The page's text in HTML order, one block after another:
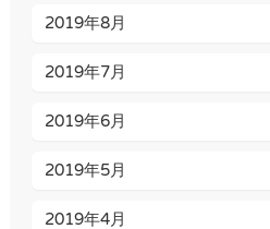
2019年8月
2019年7月
2019年6月
2019年5月
2019年4月